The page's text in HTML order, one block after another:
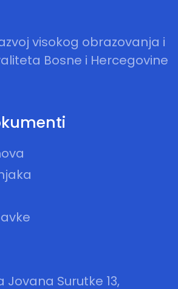
visokog obrazovanja i
Bosne i Hercegovine
Jovana Surutke 13,